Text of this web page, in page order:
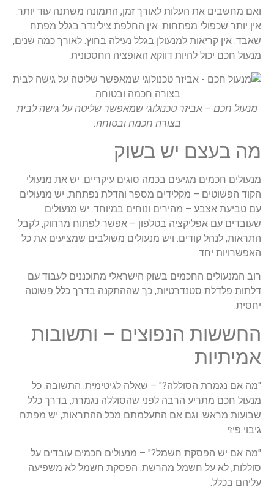
ואם מחשבים את העלות לאורך זמן, התמונה משתנה עוד יותר.
אין יותר שכפולי מפתחות. אין החלפת צילינדר בגלל מפתח
שאבד. אין קריאות למנעולן בגלל נעילה בחוץ. לאורך כמה שנים,
מנעול חכם יכול להיות דווקא האופציה החסכונית.
מנעול חכם – אביזר טכנולוגי שמאפשר שליטה על גישה לבית
בצורה חכמה ובטוחה.
מה בעצם יש בשוק
מנעולים חכמים מגיעים בכמה סוגים עיקריים. יש את מנעולי
הקוד הפשוטים – מקלידים מספר והדלת נפתחת. יש מנעולים
עם טביעת אצבע – מהירים ונוחים במיוחד. יש מנעולים
שעובדים עם אפליקציה בטלפון – אפשר לפתוח מרחוק, לקבל
התראות, לנהל קודים. ויש מנעולים משולבים שמציעים את כל
האפשרויות יחד.
רוב המנעולים החכמים בשוק הישראלי מתוכננים לעבוד עם
דלתות פלדלת סטנדרטיות, כך שההתקנה בדרך כלל פשוטה
יחסית.
החששות הנפוצים – ותשובות
אמיתיות
"מה אם נגמרת הסוללה?" – שאלה לגיטימית. התשובה: כל
מנעול חכם מתריע הרבה לפני שהסוללה נגמרת, בדרך כלל
שבועות מראש. וגם אם התעלמתם מכל ההתראות, יש מפתח
גיבוי פיזי.
"מה אם יש הפסקת חשמל?" – מנעולים חכמים עובדים על
סוללות, לא על חשמל מהרשת. הפסקת חשמל לא משפיעה
עליהם בכלל.